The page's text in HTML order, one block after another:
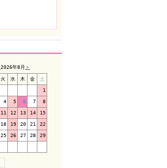
2026年8月 ＞
火 水 木 金 土
1
4 5 6 7 8
11 12 13 14 15
18 19 20 21 22
25 26 27 28 29